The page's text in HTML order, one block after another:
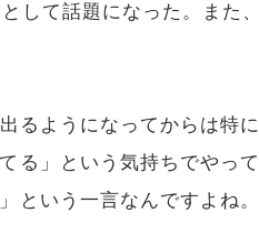
して話題になった。また、
るようになってからは特に
る」という気持ちでやって
という一言なんですよね。